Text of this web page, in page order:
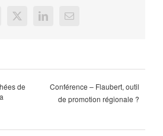
X LinkedInEmail
de
Conférence – Flaubert, outil
de promotion régionale ?